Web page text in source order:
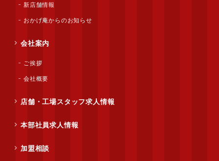
新店舗情報
おかげ庵からのお知らせ
会社案内
ご挨拶
会社概要
店舗・工場スタッフ求人情報
本部社員求人情報
加盟相談